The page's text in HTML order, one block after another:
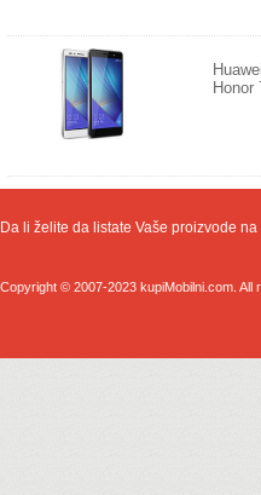
Huawei
Honor
Da li želite da listate Vaše proizvode na
Copyright © 2007-2023 kupiMobilni.com. All